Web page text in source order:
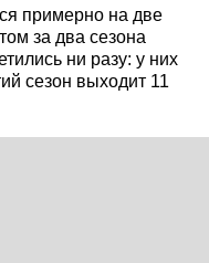
примерно на две
за два сезона
ни разу: у них
сезон выходит 11